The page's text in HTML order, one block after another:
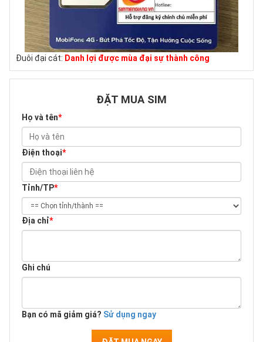
Đuôi đại cát: Danh lợi được mùa đại sự thành công
ĐẶT MUA SIM
Họ và tên*
Điện thoại*
Tỉnh/TP*
Địa chỉ*
Ghi chú
Bạn có mã giảm giá? Sử dụng ngay